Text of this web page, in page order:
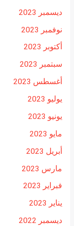
ديسمبر 2023
نوفمبر 2023
أكتوبر 2023
سبتمبر 2023
أغسطس 2023
يوليو 2023
يونيو 2023
مايو 2023
أبريل 2023
مارس 2023
فبراير 2023
يناير 2023
ديسمبر 2022